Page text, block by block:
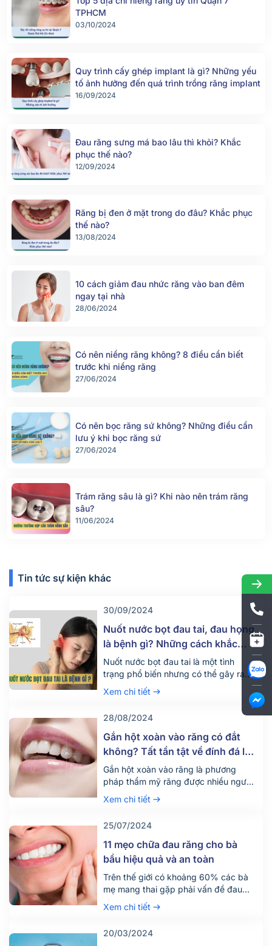
TPHCM
03/10/2024
Quy trình cấy ghép implant là gì? Những yếu
tố ảnh hưởng đến quá trình trồng răng implant
16/09/2024
Đau răng sưng má bao lâu thì khỏi? Khắc
phục thế nào?
12/09/2024
Răng bị đen ở mặt trong do đâu? Khắc phục
thế nào?
13/08/2024
10 cách giảm đau nhức răng vào ban đêm
ngay tại nhà
28/06/2024
Có nên niềng răng không? 8 điều cần biết
trước khi niềng răng
27/06/2024
Có nên bọc răng sứ không? Những điều cần
lưu ý khi bọc răng sứ
27/06/2024
Trám răng sâu là gì? Khi nào nên trám răng
sâu?
11/06/2024
Tin tức sự kiện khác
30/09/2024
Nuốt nước bọt đau tai, đau họng
là bệnh gì? Những cách khắc
phục hiệu quả
Nuốt nước bọt đau tai là một tình
trạng phổ biến nhưng có thể gây ra
nhiều khó chịu và lo lắng cho người
mắc phải. Triệu chứng này có thể xuất
phát từ nhiều nguyên nhân khác nhau.
Cùng Nha khoa Parkway tìm hiểu rõ
hơn về nguyên nhân, dấu hiệu và cách
khắc […]
Xem chi tiết
28/08/2024
Gắn hột xoàn vào răng có đắt
không? Tất tần tật về đính đá lên
răng
Gắn hột xoàn vào răng là phương
pháp thẩm mỹ răng được nhiều người
ưa thích và áp dụng hiện nay. Vậy chi
phí cho hình thức này có đắt không và
Xem chi tiết
25/07/2024
11 mẹo chữa đau răng cho bà
bầu hiệu quả và an toàn
Trên thế giới có khoảng 60% các bà
mẹ mang thai gặp phải vấn đề đau
nhức răng miệng. Vấn đề có vẻ như
đơn giản này lại chính là nguyên nhân
còi, nhiều ca sinh non, hay thậm chí là
Xem chi tiết
20/03/2024